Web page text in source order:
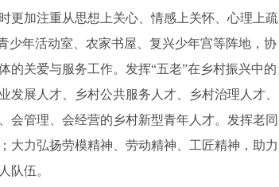
更加注重从思想上关心、情感上关怀、心理上疏
少年活动室、农家书屋、复兴少年宫等阵地，协
的关爱与服务工作。发挥“五老”在乡村振兴中的
展人才、乡村公共服务人才、乡村治理人才、
会管理、会经营的乡村新型青年人才。发挥老同
大力弘扬劳模精神、劳动精神、工匠精神，助力
队伍。